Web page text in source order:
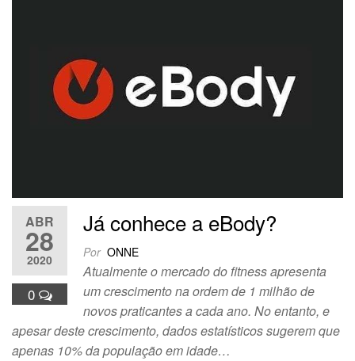
ABR
28
2020
0
Já conhece a eBody?
Por ONNE
Atualmente o mercado do fitness apresenta
um crescimento na ordem de 1 milhão de
novos praticantes a cada ano. No entanto, e
apesar deste crescimento, dados estatísticos sugerem que
apenas 10% da população em idade…